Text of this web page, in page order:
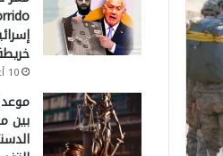
10 أغسطس، 2025
موعد
بين